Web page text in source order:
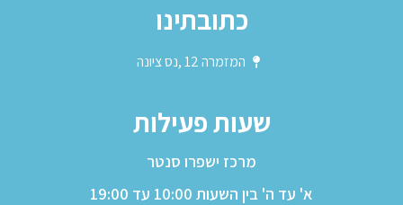
כתובתינו
המזמרה 12 ,נס ציונה
שעות פעילות
מרכז ישפרו סנטר
א' עד ה' בין השעות 10:00 עד 19:00